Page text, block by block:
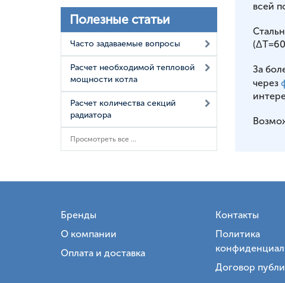
Полезные статьи
Часто задаваемые вопросы
Расчет необходимой тепловой
мощности котла
Расчет количества секций
радиатора
Просмотреть все ...
всей
За
через
Бренды
О компании
Оплата и доставка
Контакты
Политика
Договор